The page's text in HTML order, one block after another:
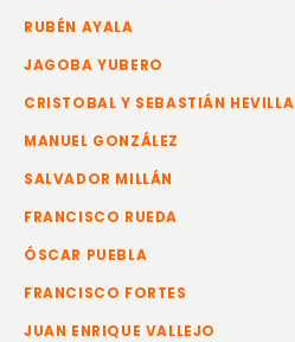
RUBÉN AYALA
JAGOBA YUBERO
CRISTOBAL Y SEBASTIÁN HEVILLA
MANUEL GONZÁLEZ
SALVADOR MILLÁN
FRANCISCO RUEDA
ÓSCAR PUEBLA
FRANCISCO FORTES
JUAN ENRIQUE VALLEJO